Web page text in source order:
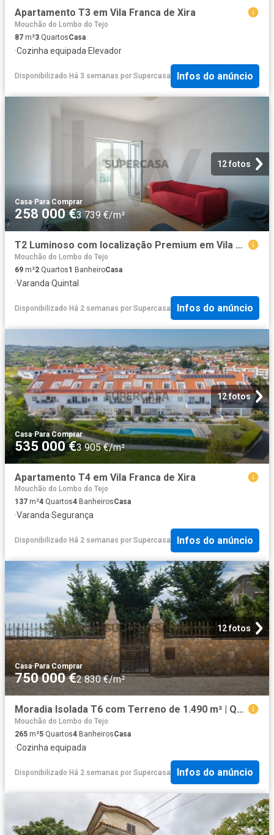
Apartamento T3 em Vila Franca de Xira
Mouchão do Lombo do Tejo
87 m²3 QuartosCasa
·Cozinha equipada·Elevador
Disponibilizado Há 3 semanas por Supercasa Infos do anúncio
12 fotos
Casa· Para Comprar
258 000 €3 739 €/m²
T2 Luminoso com localização Premium em Vila Franca de Xira
Mouchão do Lombo do Tejo
69 m²2 Quartos1 BanheiroCasa
·Varanda·Quintal
Disponibilizado Há 2 semanas por Supercasa Infos do anúncio
12 fotos
Casa·Para Comprar
535 000 €3 905 €/m²
Apartamento T4 em Vila Franca de Xira
Mouchão do Lombo do Tejo
137 m²4 Quartos4 BanheirosCasa
·Varanda·Segurança
Disponibilizado Há 2 semanas por Supercasa Infos do anúncio
12 fotos
Casa· Para Comprar
750 000 €2 830 €/m²
Moradia Isolada T6 com Terreno de 1.490 m² | Quinta da Coutada
Mouchão do Lombo do Tejo
265 m²5 Quartos4 BanheirosCasa
·Cozinha equipada
Disponibilizado Há 2 semanas por Supercasa Infos do anúncio